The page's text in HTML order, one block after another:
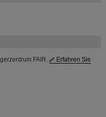
FAIR.
Erfahren Sie